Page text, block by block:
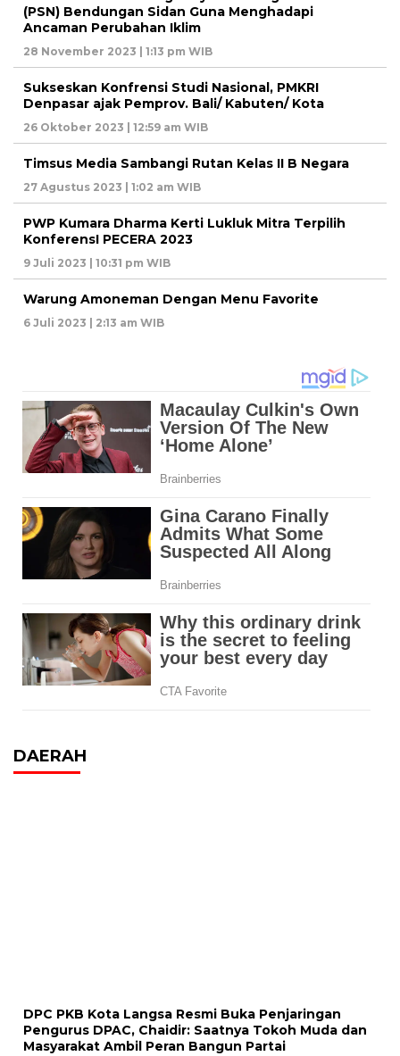
(PSN) Bendungan Sidan Guna Menghadapi
Ancaman Perubahan Iklim
28 November 2023 | 1:13 pm WIB
Sukseskan Konfrensi Studi Nasional, PMKRI
Denpasar ajak Pemprov. Bali/ Kabuten/ Kota
26 Oktober 2023 | 12:59 am WIB
Timsus Media Sambangi Rutan Kelas II B Negara
27 Agustus 2023 | 1:02 am WIB
PWP Kumara Dharma Kerti Lukluk Mitra Terpilih
KonferensI PECERA 2023
9 Juli 2023 | 10:31 pm WIB
Warung Amoneman Dengan Menu Favorite
6 Juli 2023 | 2:13 am WIB
DAERAH
DPC PKB Kota Langsa Resmi Buka Penjaringan
Pengurus DPAC, Chaidir: Saatnya Tokoh Muda dan
Masyarakat Ambil Peran Bangun Partai